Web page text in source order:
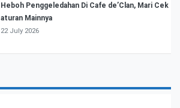
Heboh Penggeledahan Di Cafe de’Clan, Mari Cek
aturan Mainnya
22 July 2026